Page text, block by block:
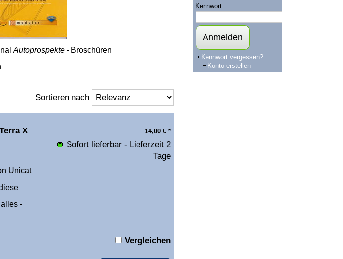
Kennwort
Anmelden
Kennwort vergessen?
Konto erstellen
Autoprospekte - Broschüren
Sortieren nach
X
Unicat
-
14,00 € *
Sofort lieferbar - Lieferzeit 2
Tage
Vergleichen